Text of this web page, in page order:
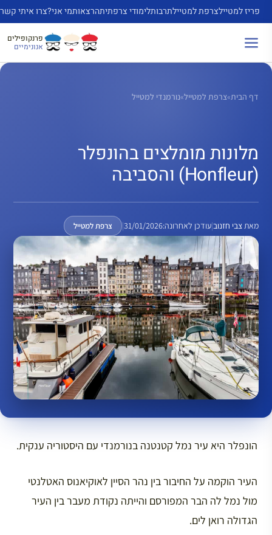
לדלג
לתוכן
פריז למטיילצרפת למטיילתרבותלימודי צרפתיתהרצאותמי אני?צרו איתי קשר
פרנקופילים
אנונימיים
דף הבית»צרפת למטייל»נורמנדי למטייל
מלונות מומלצים בהונפלר
(Honfleur) והסביבה
מאתצבי חזנוב|עודכן לאחרונה:31/01/2026
| צרפת למטייל
הונפלר היא עיר נמל קטנטנה בנורמנדי עם היסטוריה ענקית.
העיר הוקמה על החיבור בין נהר הסיין לאוקיאנוס האטלנטי
מול נמל לה הבר המפורסם והייתה נקודת מעבר בין העיר
הגדולה רואן לים.